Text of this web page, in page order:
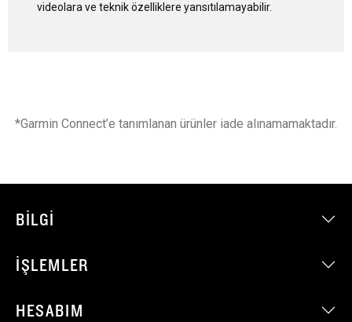
videolara ve teknik özelliklere yansıtılamayabilir.
*Garmin Connect’e tanımlanan ürünler iade alınamamaktadır.
BILGI
İŞLEMLER
HESABIM